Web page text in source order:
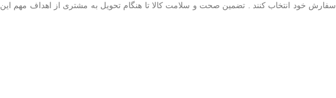
سفارش خود انتخاب کنند . تضمین صحت و سلامت کالا تا هنگام تحویل به مشتری از اهداف مهم این